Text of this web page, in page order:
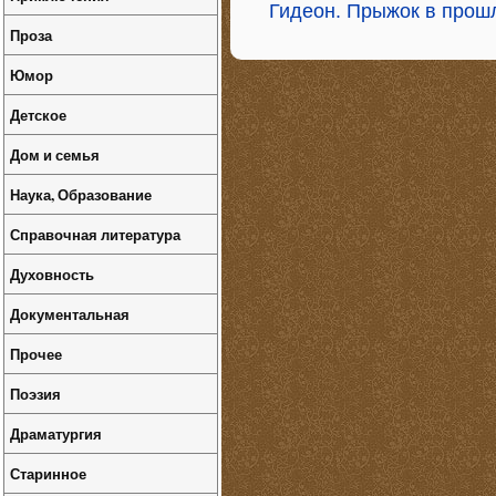
Гидеон. Прыжок в
Проза
Юмор
Детское
Дом и семья
Наука, Образование
Справочная литература
Духовность
Документальная
Прочее
Поэзия
Драматургия
Старинное